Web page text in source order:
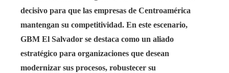
decisivo para que las empresas de Centroamérica
mantengan su competitividad. En este escenario,
GBM El Salvador se destaca como un aliado
estratégico para organizaciones que desean
modernizar sus procesos, robustecer su